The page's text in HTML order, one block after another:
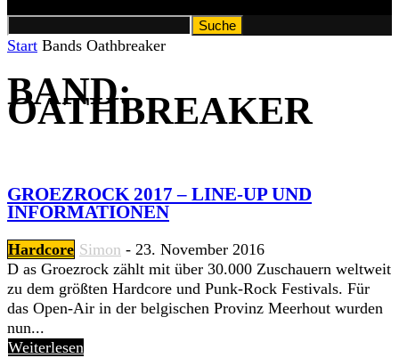
Start Bands Oathbreaker
BAND:
OATHBREAKER
GROEZROCK 2017 – LINE-UP UND
INFORMATIONEN
Hardcore Simon - 23. November 2016
D as Groezrock zählt mit über 30.000 Zuschauern weltweit
zu dem größten Hardcore und Punk-Rock Festivals. Für
das Open-Air in der belgischen Provinz Meerhout wurden
nun...
Weiterlesen